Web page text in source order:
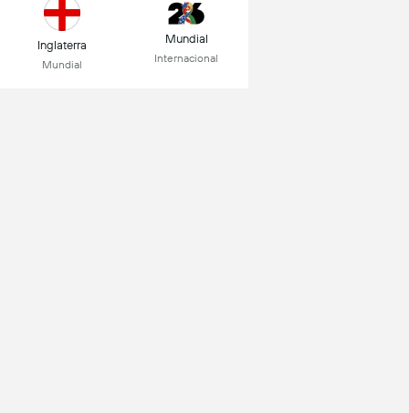
Inglaterra
Mundial
Mundial
Internacional